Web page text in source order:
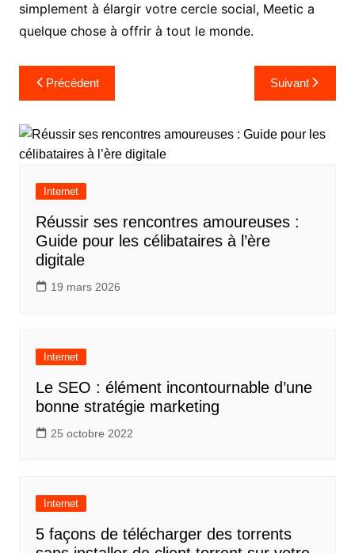
simplement à élargir votre cercle social, Meetic a
quelque chose à offrir à tout le monde.
Navigation
de
l’article
Précédent Suivant
Internet
Réussir ses rencontres amoureuses :
Guide pour les célibataires à l’ère
digitale
19 mars 2026
Internet
Le SEO : élément incontournable d’une
bonne stratégie marketing
25 octobre 2022
Internet
5 façons de télécharger des torrents